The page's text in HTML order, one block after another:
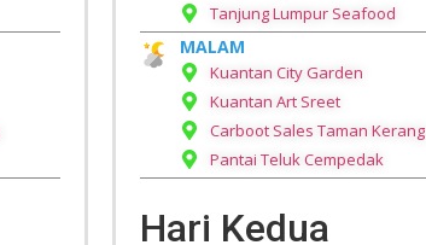
Tanjung Lumpur Seafood
MALAM
Kuantan City Garden
Kuantan Art Sreet
Carboot Sales Taman Kerang
Pantai Teluk Cempedak
Hari Kedua